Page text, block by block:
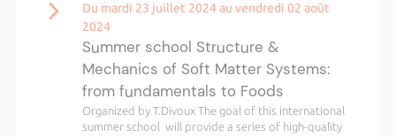
Du mardi 23 juillet 2024 au vendredi 02 août
2024
Summer school Structure &
Mechanics of Soft Matter Systems:
from fundamentals to Foods
Organized by T.Divoux The goal of this international
summer school will provide a series of high-quality